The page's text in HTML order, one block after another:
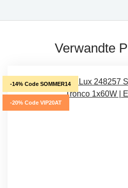
Verwandte
-14% Code SOMMER14
-20% Code VIP20AT